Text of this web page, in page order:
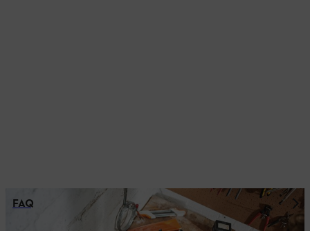
FAQ